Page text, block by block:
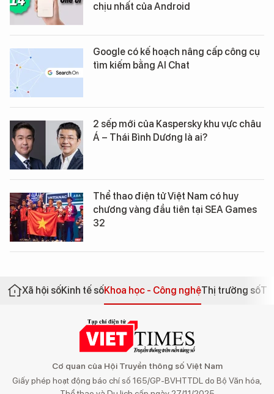
chịu nhất của Android
Google có kế hoạch nâng cấp công cụ
tìm kiếm bằng AI Chat
2 sếp mới của Kaspersky khu vực châu
Á – Thái Bình Dương là ai?
Thể thao điện tử Việt Nam có huy
chương vàng đầu tiên tại SEA Games
32
Xã hội sốKinh tế sốKhoa học - Công nghệThị trường số
Cơ quan của Hội Truyền thông số Việt Nam
Giấy phép hoạt động báo chí số 165/GP-BVHTTDL do Bộ Văn hóa,